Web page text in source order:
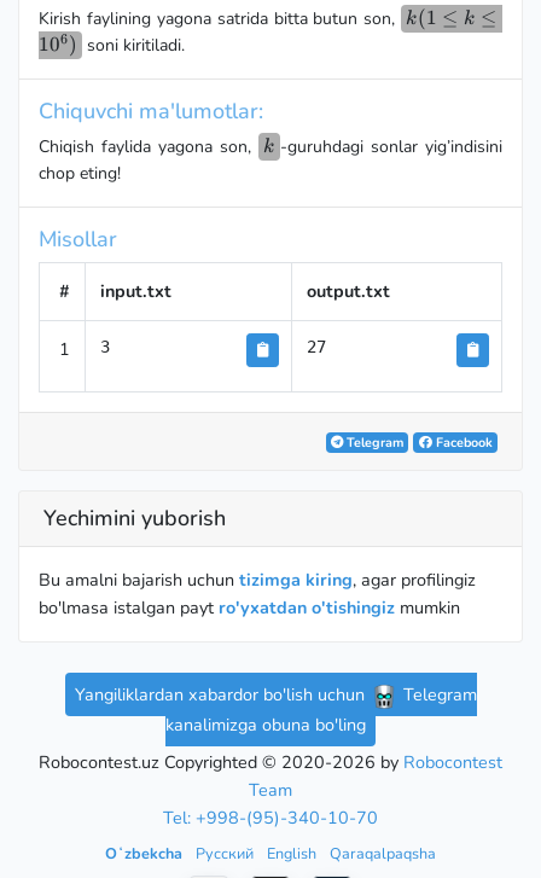
Kirish faylining yagona satrida bitta butun son, k(1
k(1 ≤ k ≤
106) soni kiritiladi.
Chiquvchi ma'lumotlar:
Chiqish faylida yagona son, k
k -guruhdagi sonlar yig’indisini
chop eting!
Misollar
# input.txt output.txt
1 3 27
Telegram Facebook
Yechimini yuborish
Bu amalni bajarish uchun tizimga kiring, agar profilingiz
bo'lmasa istalgan payt ro'yxatdan o'tishingiz mumkin
Yangiliklardan xabardor bo'lish uchun
Telegram
kanalimizga obuna bo'ling
Robocontest.uz Copyrighted © 2020-2026 by Robocontest
Team
Tel: +998-(95)-340-10-70
Oʻzbekcha Русский English Qaraqalpaqsha